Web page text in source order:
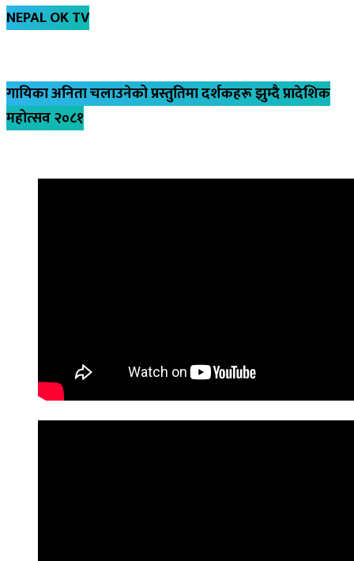
NEPAL OK TV
गायिका अनिता चलाउनेको प्रस्तुतिमा दर्शकहरू झुम्दै प्रादेशिक
महोत्सव २०८१